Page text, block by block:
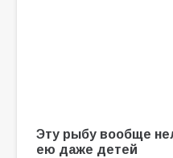
Эту рыбу вообще
ею даже детей